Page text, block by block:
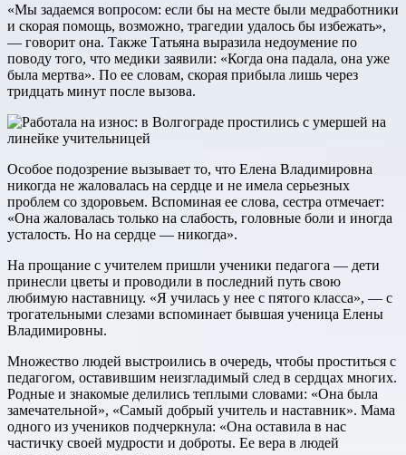
«Мы задаемся вопросом: если бы на месте были медработники
и скорая помощь, возможно, трагедии удалось бы избежать»,
— говорит она. Также Татьяна выразила недоумение по
поводу того, что медики заявили: «Когда она падала, она уже
была мертва». По ее словам, скорая прибыла лишь через
тридцать минут после вызова.
Особое подозрение вызывает то, что Елена Владимировна
никогда не жаловалась на сердце и не имела серьезных
проблем со здоровьем. Вспоминая ее слова, сестра отмечает:
«Она жаловалась только на слабость, головные боли и иногда
усталость. Но на сердце — никогда».
На прощание с учителем пришли ученики педагога — дети
принесли цветы и проводили в последний путь свою
любимую наставницу. «Я училась у нее с пятого класса», — с
трогательными слезами вспоминает бывшая ученица Елены
Владимировны.
Множество людей выстроились в очередь, чтобы проститься с
педагогом, оставившим неизгладимый след в сердцах многих.
Родные и знакомые делились теплыми словами: «Она была
замечательной», «Самый добрый учитель и наставник». Мама
одного из учеников подчеркнула: «Она оставила в нас
частичку своей мудрости и доброты. Ее вера в людей